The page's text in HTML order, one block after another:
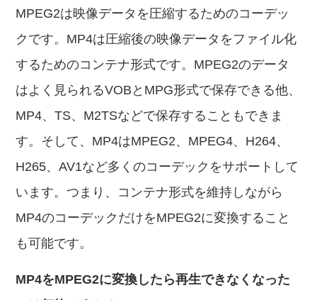
MPEG2は映像データを圧縮するためのコーデッ
クです。MP4は圧縮後の映像データをファイル化
するためのコンテナ形式です。MPEG2のデータ
はよく見られるVOBとMPG形式で保存できる他、
MP4、TS、M2TSなどで保存することもできま
す。そして、MP4はMPEG2、MPEG4、H264、
H265、AV1など多くのコーデックをサポートして
います。つまり、コンテナ形式を維持しながら
MP4のコーデックだけをMPEG2に変換すること
も可能です。
MP4をMPEG2に変換したら再生できなくなった